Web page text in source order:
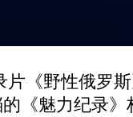
《野性俄罗斯
《魅力纪录